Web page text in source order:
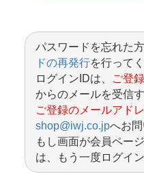
パスワードを忘れた方
ドの再発行を行って
ログインIDは、
ご登
からのメールを受信
ご登録のメールアド
shop@iwj.co.jpへお問
もし画面が会員ペー
は、もう一度ログイ